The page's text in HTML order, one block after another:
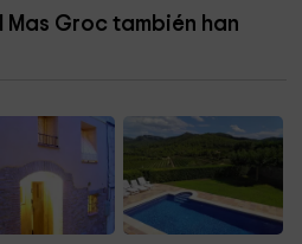
4,4 km
Mas Groc también han